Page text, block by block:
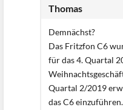
Thomas
Demnächst?
Das Fritzfon C6
für das 4. Quartal
Quartal 2/2019
das C6